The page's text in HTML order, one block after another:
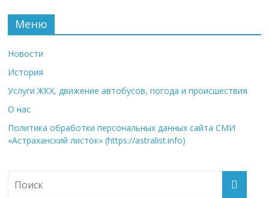
Меню
Новости
История
Услуги ЖКХ, движение автобусов, погода и происшествия
О нас
Политика обработки персональных данных сайта СМИ
«Астраханский листок» (https://astralist.info)